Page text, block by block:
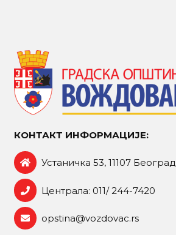
КОНТАКТ ИНФОРМАЦИЈЕ:
Устаничка 53, 11107 Београд
Централа: 011/ 244-7420
opstina@vozdovac.rs